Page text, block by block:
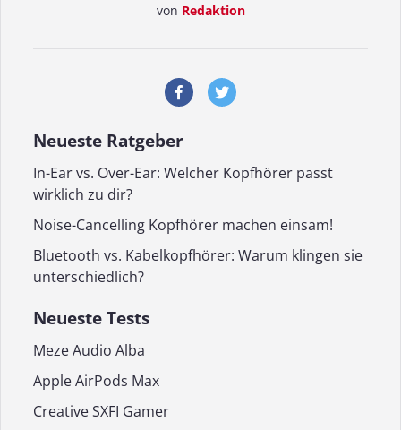
von Redaktion
Neueste Ratgeber
In-Ear vs. Over-Ear: Welcher Kopfhörer passt
wirklich zu dir?
Noise-Cancelling Kopfhörer machen einsam!
Bluetooth vs. Kabelkopfhörer: Warum klingen sie
unterschiedlich?
Neueste Tests
Meze Audio Alba
Apple AirPods Max
Creative SXFI Gamer